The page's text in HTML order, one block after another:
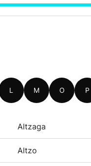
L M O P
Altzaga
Altzo